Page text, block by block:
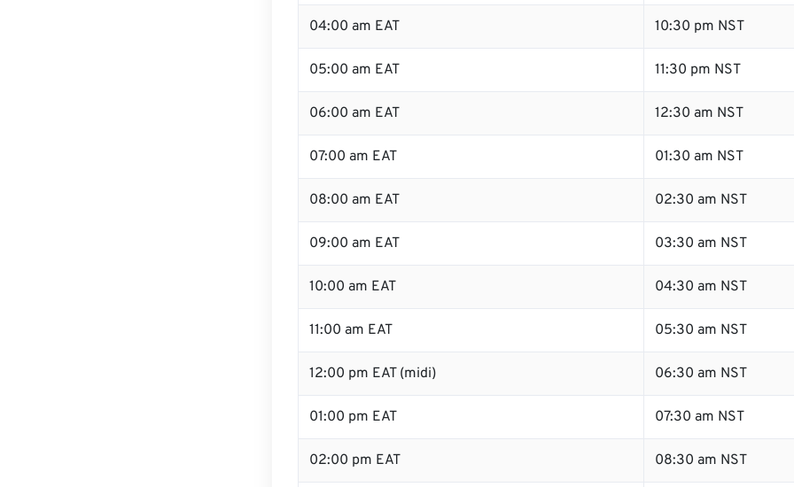
04:00 am EAT 10:30 pm NST
05:00 am EAT 11:30 pm NST
06:00 am EAT 12:30 am NST
07:00 am EAT 01:30 am NST
08:00 am EAT 02:30 am NST
09:00 am EAT 03:30 am NST
10:00 am EAT 04:30 am NST
11:00 am EAT 05:30 am NST
12:00 pm EAT (midi) 06:30 am NST
01:00 pm EAT 07:30 am NST
02:00 pm EAT 08:30 am NST